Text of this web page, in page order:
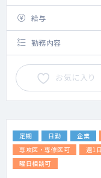
給与
勤務内容
お気に入り
定期 日勤 企業
専攻医・専修医可
週1
曜日相談可